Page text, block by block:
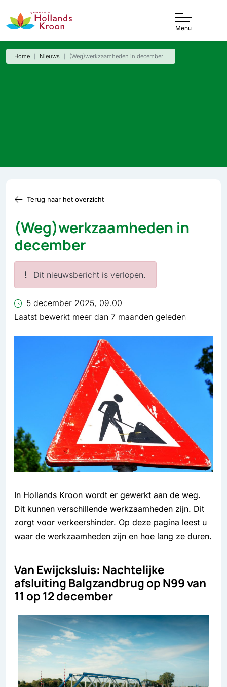
Menu
Home Nieuws (Weg)werkzaamheden in december
Terug naar het overzicht
(Weg)werkzaamheden in
december
Dit nieuwsbericht is verlopen.
5 december 2025, 09.00
Laatst bewerkt meer dan 7 maanden geleden
In Hollands Kroon wordt er gewerkt aan de weg.
Dit kunnen verschillende werkzaamheden zijn. Dit
zorgt voor verkeershinder. Op deze pagina leest u
waar de werkzaamheden zijn en hoe lang ze duren.
Van Ewijcksluis: Nachtelijke
afsluiting Balgzandbrug op N99 van
11 op 12 december